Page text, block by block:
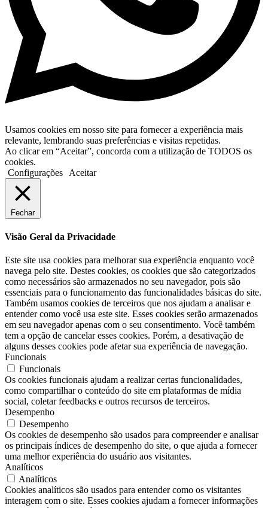
Usamos cookies em nosso site para fornecer a experiência mais
relevante, lembrando suas preferências e visitas repetidas.
Ao clicar em “Aceitar”, concorda com a utilização de TODOS os
cookies.
Configurações
Aceitar
Fechar
Visão Geral da Privacidade
Este site usa cookies para melhorar sua experiência enquanto você
navega pelo site. Destes cookies, os cookies que são categorizados
como necessários são armazenados no seu navegador, pois são
essenciais para o funcionamento das funcionalidades básicas do site.
Também usamos cookies de terceiros que nos ajudam a analisar e
entender como você usa este site. Esses cookies serão armazenados
em seu navegador apenas com o seu consentimento. Você também
tem a opção de cancelar esses cookies. Porém, a desativação de
alguns desses cookies pode afetar sua experiência de navegação.
Funcionais
Funcionais
Os cookies funcionais ajudam a realizar certas funcionalidades,
como compartilhar o conteúdo do site em plataformas de mídia
social, coletar feedbacks e outros recursos de terceiros.
Desempenho
Desempenho
Os cookies de desempenho são usados ​​para compreender e analisar
os principais índices de desempenho do site, o que ajuda a fornecer
uma melhor experiência do usuário aos visitantes.
Analíticos
Analíticos
Cookies analíticos são usados ​​para entender como os visitantes
interagem com o site. Esses cookies ajudam a fornecer informações